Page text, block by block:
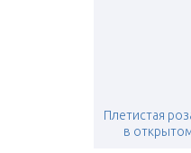
Плетистая
в